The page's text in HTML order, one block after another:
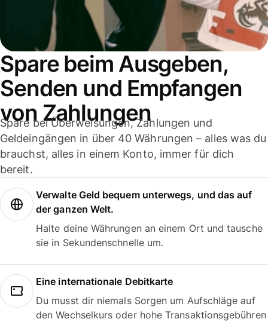
Spare beim Ausgeben,
Senden und Empfangen
von Zahlungen
Spare bei Überweisungen, Zahlungen und
Geldeingängen in über 40 Währungen – alles was du
brauchst, alles in einem Konto, immer für dich
bereit.
Verwalte Geld bequem unterwegs, und das auf
der ganzen Welt.
Halte deine Währungen an einem Ort und tausche
sie in Sekundenschnelle um.
Eine internationale Debitkarte
Du musst dir niemals Sorgen um Aufschläge auf
den Wechselkurs oder hohe Transaktionsgebühren